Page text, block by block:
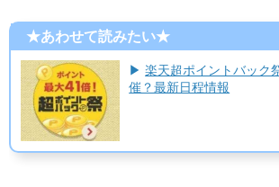
★あわせて読みたい★
▶楽天超ポイントバック
催？最新日程情報